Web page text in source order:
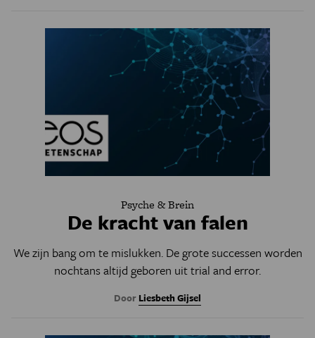
Psyche & Brein
De kracht van falen
We zijn bang om te mislukken. De grote successen worden
nochtans altijd geboren uit trial and error.
Door Liesbeth Gijsel